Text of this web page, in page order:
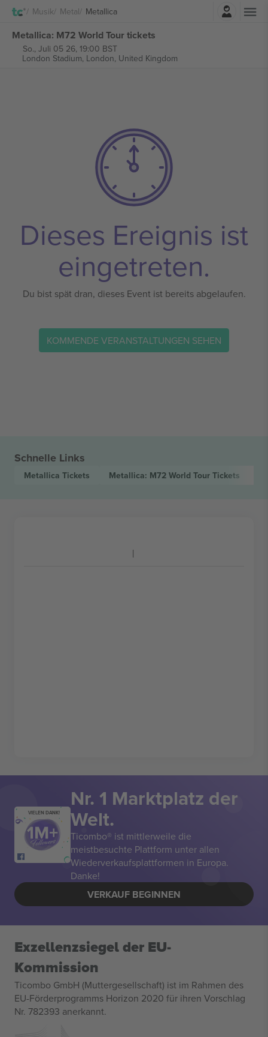
Musik Metal Metallica
Metallica: M72 World Tour tickets
So., Juli 05 26, 19:00 BST
London Stadium, London, United Kingdom
Dieses Ereignis ist
eingetreten.
Du bist spät dran, dieses Event ist bereits abgelaufen.
KOMMENDE VERANSTALTUNGEN SEHEN
Schnelle Links
Metallica Tickets Metallica: M72 World Tour Tickets
VIELEN DANK!
Nr. 1 Marktplatz der
Welt.
Ticombo® ist mittlerweile die
meistbesuchte Plattform unter allen
Wiederverkaufsplattformen in Europa.
Danke!
VERKAUF BEGINNEN
Exzellenzsiegel der EU-
Kommission
Ticombo GmbH (Muttergesellschaft) ist im Rahmen des
EU-Förderprogramms Horizon 2020 für ihren Vorschlag
Nr. 782393 anerkannt.